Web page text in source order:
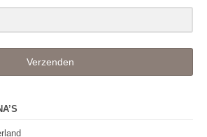
Verzenden